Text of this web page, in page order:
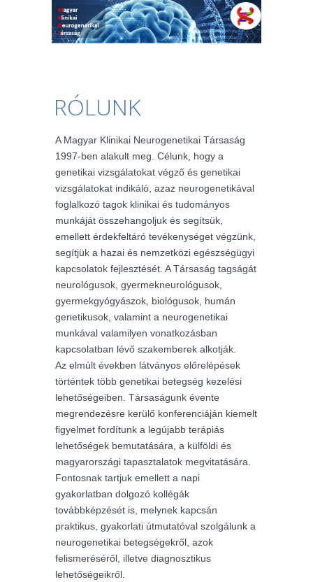
RÓLUNK
A Magyar Klinikai Neurogenetikai Társaság
1997-ben alakult meg. Célunk, hogy a
genetikai vizsgálatokat végző és genetikai
vizsgálatokat indikáló, azaz neurogenetikával
foglalkozó tagok klinikai és tudományos
munkáját összehangoljuk és segítsük,
emellett érdekfeltáró tevékenységet végzünk,
segítjük a hazai és nemzetközi egészségügyi
kapcsolatok fejlesztését. A Társaság tagságát
neurológusok, gyermekneurológusok,
gyermekgyógyászok, biológusok, humán
genetikusok, valamint a neurogenetikai
munkával valamilyen vonatkozásban
kapcsolatban lévő szakemberek alkotják.
Az elmúlt években látványos előrelépések
történtek több genetikai betegség kezelési
lehetőségeiben. Társaságunk évente
megrendezésre kerülő konferenciáján kiemelt
figyelmet fordítunk a legújabb terápiás
lehetőségek bemutatására, a külföldi és
magyarországi tapasztalatok megvitatására.
Fontosnak tartjuk emellett a napi
gyakorlatban dolgozó kollégák
továbbképzését is, melynek kapcsán
praktikus, gyakorlati útmutatóval szolgálunk a
neurogenetikai betegségekről, azok
felismeréséről, illetve diagnosztikus
lehetőségeikről.